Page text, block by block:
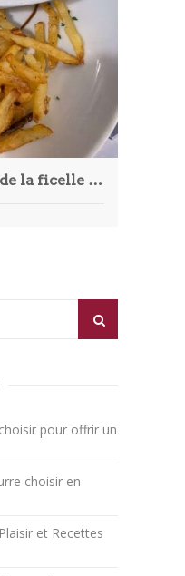
Histoire et recette de la ficelle picarde
pour offrir un
choisir en
et Recettes